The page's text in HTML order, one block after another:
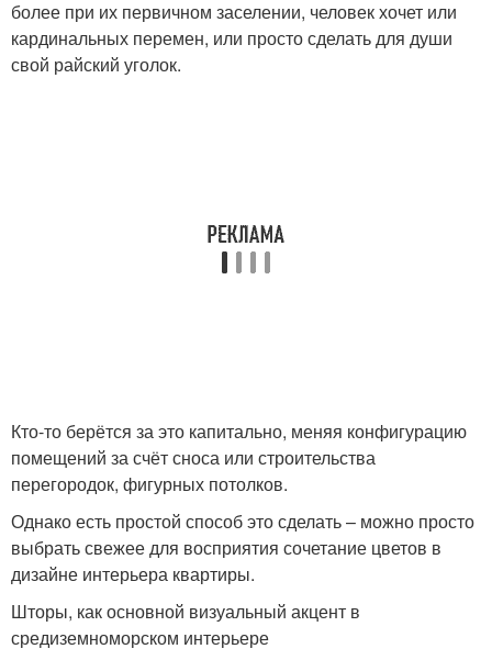
более при их первичном заселении, человек хочет или
кардинальных перемен, или просто сделать для души
свой райский уголок.
Кто-то берётся за это капитально, меняя конфигурацию
помещений за счёт сноса или строительства
перегородок, фигурных потолков.
Однако есть простой способ это сделать – можно просто
выбрать свежее для восприятия сочетание цветов в
дизайне интерьера квартиры.
Шторы, как основной визуальный акцент в
средиземноморском интерьере